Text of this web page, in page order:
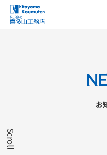
お
Scroll